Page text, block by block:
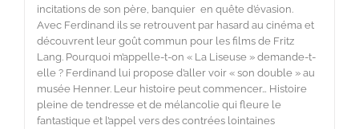
incitations de son père, banquier en quête d’évasion.
Avec Ferdinand ils se retrouvent par hasard au cinéma et
découvrent leur goût commun pour les films de Fritz
Lang. Pourquoi m’appelle-t-on « La Liseuse » demande-t-
elle ? Ferdinand lui propose d’aller voir « son double » au
musée Henner. Leur histoire peut commencer… Histoire
pleine de tendresse et de mélancolie qui fleure le
fantastique et l’appel vers des contrées lointaines